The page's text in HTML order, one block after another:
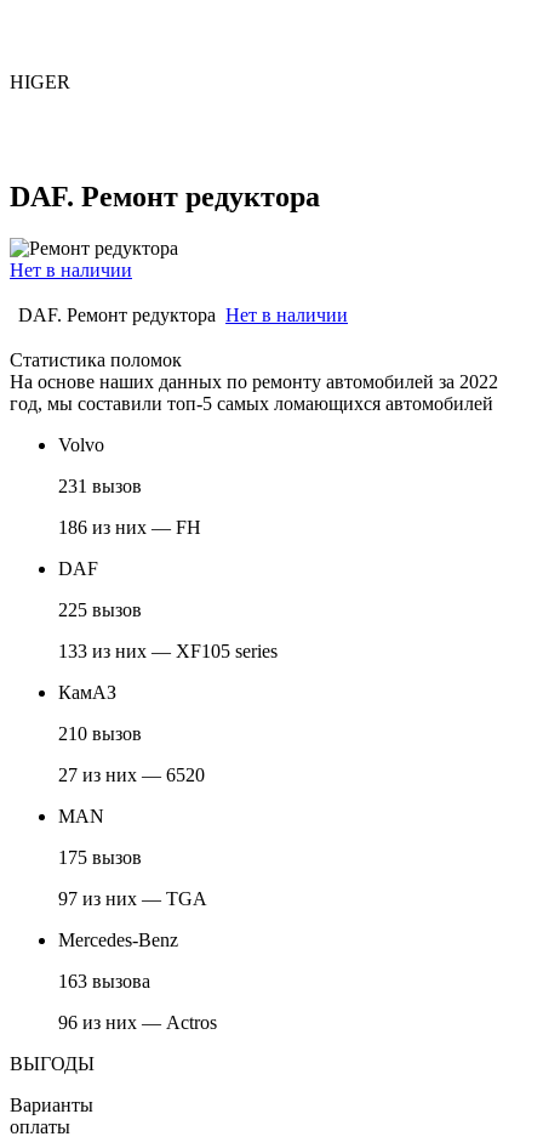
HIGER
DAF. Ремонт редуктора
Нет в наличии
DAF. Ремонт редуктора Нет в наличии
Статистика поломок
На основе наших данных по ремонту автомобилей за 2022
год, мы составили топ-5 самых ломающихся автомобилей
Volvo
231 вызов
186 из них — FH
DAF
225 вызов
133 из них — XF105 series
КамАЗ
210 вызов
27 из них — 6520
MAN
175 вызов
97 из них — TGA
Mercedes-Benz
163 вызова
96 из них — Actros
ВЫГОДЫ
Варианты
оплаты